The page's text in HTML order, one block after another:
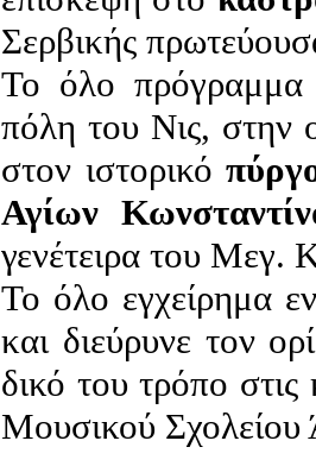
Σερβικής
Το όλο πρόγραμμα
πόλη του Νις, στην
στον ιστορικό
Αγίων
γενέτειρα του Μεγ.
Το όλο εγχείρημα
και διεύρυνε τον
δικό του τρόπο στις
Μουσικού Σχολείου